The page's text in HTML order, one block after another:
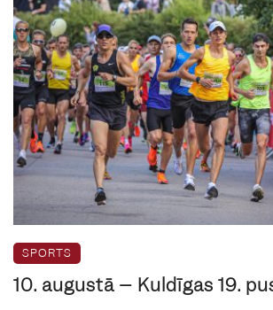
SPORTS
10. augustā – Kuldīgas 19.